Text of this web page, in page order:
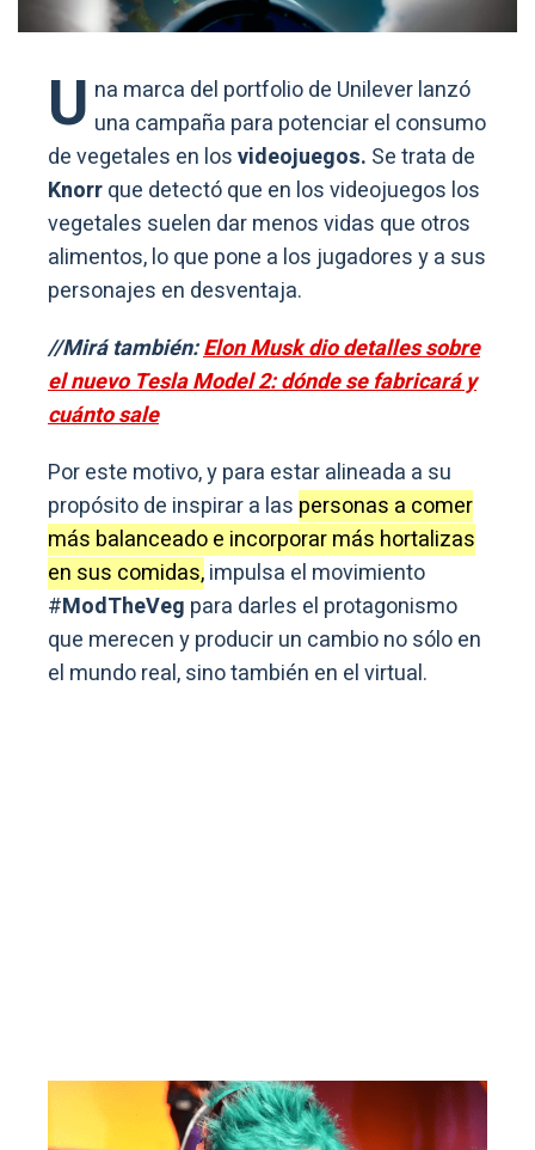
U na marca del portfolio de Unilever lanzó
una campaña para potenciar el consumo
de vegetales en losvideojuegos. Se trata de
Knorrque detectó que en los videojuegos los
vegetales suelen dar menos vidas que otros
alimentos, lo que pone a los jugadores y a sus
personajes en desventaja.
//Mirá también:Elon Musk dio detalles sobre
el nuevo Tesla Model 2: dónde se fabricará y
cuánto sale
Por este motivo, y para estar alineada a su
propósito de inspirar a las personas a comer
más balanceado e incorporar más hortalizas
en sus comidas,impulsa el movimiento
#ModTheVeg para darles el protagonismo
que merecen y producir un cambio no sólo en
el mundo real, sino también en el virtual.